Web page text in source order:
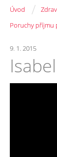
Úvod /
Poruchy příjmu
9. 1. 2015